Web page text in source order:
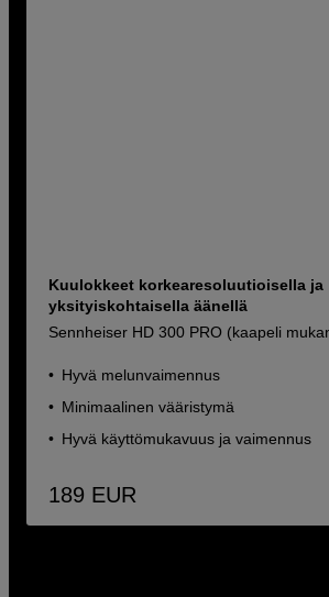
Kuulokkeet korkearesoluutioisella ja
yksityiskohtaisella äänellä
Sennheiser HD 300 PRO (kaapeli
Hyvä melunvaimennus
Minimaalinen vääristymä
Hyvä käyttömukavuus ja vaimennus
189 EUR